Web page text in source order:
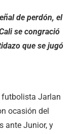
de perdón, el
se congració
que se jugó
futbolista Jarlan
ocasión del
ante Junior, y